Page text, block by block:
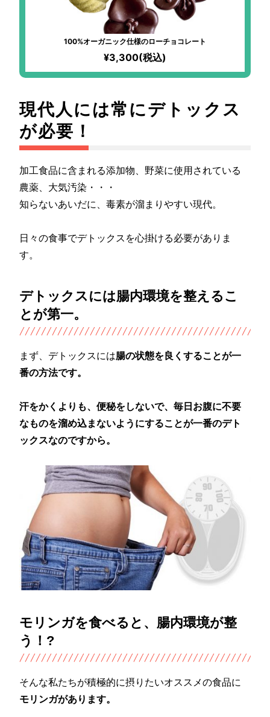
100%オーガニック仕様のローチョコレート
¥3,300(税込)
現代人には常にデトックス
が必要！
加工食品に含まれる添加物、野菜に使用されている
農薬、大気汚染・・・
知らないあいだに、毒素が溜まりやすい現代。
日々の食事でデトックスを心掛ける必要がありま
す。
デトックスには腸内環境を整えるこ
とが第一。
まず、デトックスには腸の状態を良くすることが一
番の方法です。
汗をかくよりも、便秘をしないで、毎日お腹に不要
なものを溜め込まないようにすることが一番のデト
ックスなのですから。
モリンガを食べると、腸内環境が整
う！?
そんな私たちが積極的に摂りたいオススメの食品に
モリンガがあります。